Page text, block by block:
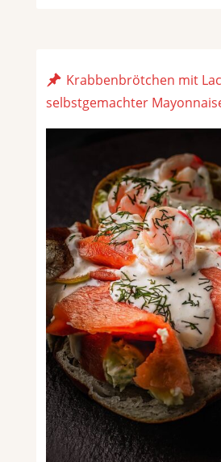
Krabbenbrötchen mit
selbstgemachter